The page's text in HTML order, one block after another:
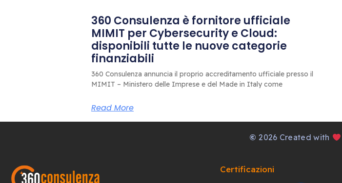
360 Consulenza è fornitore ufficiale
MIMIT per Cybersecurity e Cloud:
disponibili tutte le nuove categorie
finanziabili
360 Consulenza annuncia il proprio accreditamento ufficiale presso il
MIMIT – Ministero delle Imprese e del Made in Italy come
Read More
© 2026 Created with
Certificazioni